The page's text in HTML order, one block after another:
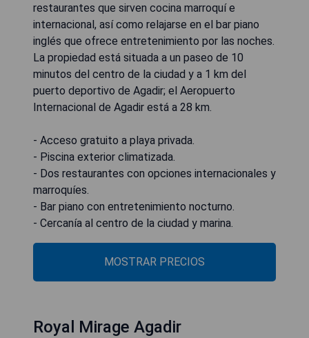
restaurantes que sirven cocina marroquí e
internacional, así como relajarse en el bar piano
inglés que ofrece entretenimiento por las noches.
La propiedad está situada a un paseo de 10
minutos del centro de la ciudad y a 1 km del
puerto deportivo de Agadir; el Aeropuerto
Internacional de Agadir está a 28 km.
- Acceso gratuito a playa privada.
- Piscina exterior climatizada.
- Dos restaurantes con opciones internacionales y
marroquíes.
- Bar piano con entretenimiento nocturno.
- Cercanía al centro de la ciudad y marina.
MOSTRAR PRECIOS
Royal Mirage Agadir